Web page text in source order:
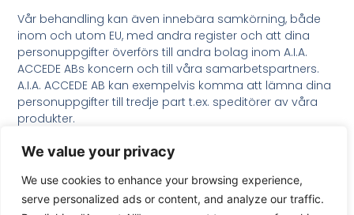
We value your privacy
We use cookies to enhance your browsing experience,
serve personalized ads or content, and analyze our traffic.
Vår behandling kan även innebära samkörning, både
inom och utom EU, med andra register och att dina
personuppgifter överförs till andra bolag inom A.I.A.
ACCEDE ABs koncern och till våra samarbetspartners.
A.I.A. ACCEDE AB kan exempelvis komma att lämna dina
personuppgifter till tredje part t.ex. speditörer av våra
produkter.